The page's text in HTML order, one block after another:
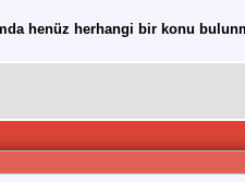
henüz herhangi bir konu